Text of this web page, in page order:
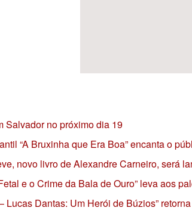
Salvador no próximo dia 19
“A Bruxinha que Era Boa” encanta o
novo livro de Alexandre Carneiro, será
e o Crime da Bala de Ouro” leva aos
Lucas Dantas: Um Herói de Búzios”